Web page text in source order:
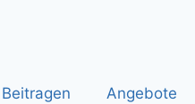
Beitragen Angebote